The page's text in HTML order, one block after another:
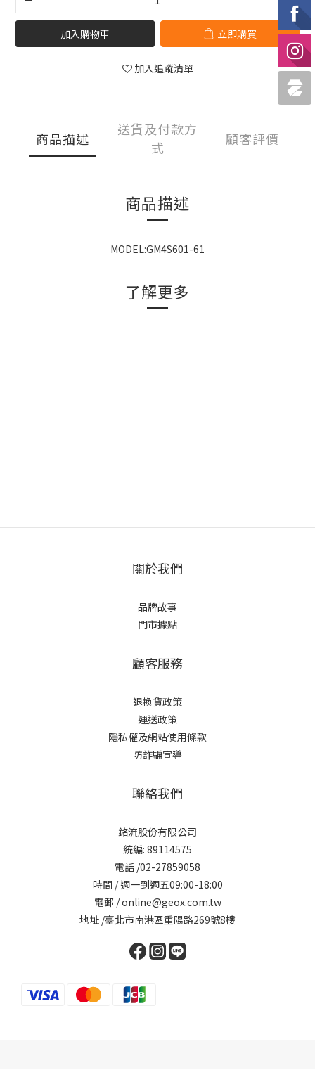
加入購物車 立即購買
加入追蹤清單
商品描述
送貨及付款方
式
顧客評價
商品描述
MODEL:GM4S601-61
了解更多
關於我們
品牌故事
門市據點
顧客服務
退換貨政策
運送政策
隱私權及網站使用條款
防詐騙宣導
聯絡我們
銘流股份有限公司
統編: 89114575
電話 /02-27859058
時間 / 週一到週五09:00-18:00
電郵 / online@geox.com.tw
地址 /臺北市南港區重陽路269號8樓